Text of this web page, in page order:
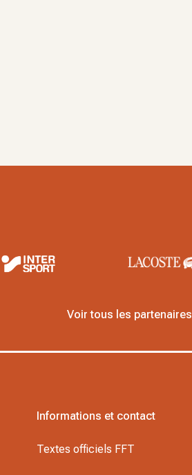
Voir tous les partenaires
Informations et contact
Textes officiels FFT